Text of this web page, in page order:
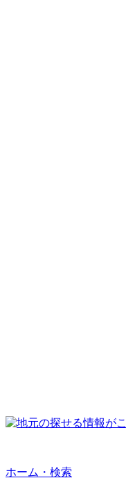
ホーム・検索